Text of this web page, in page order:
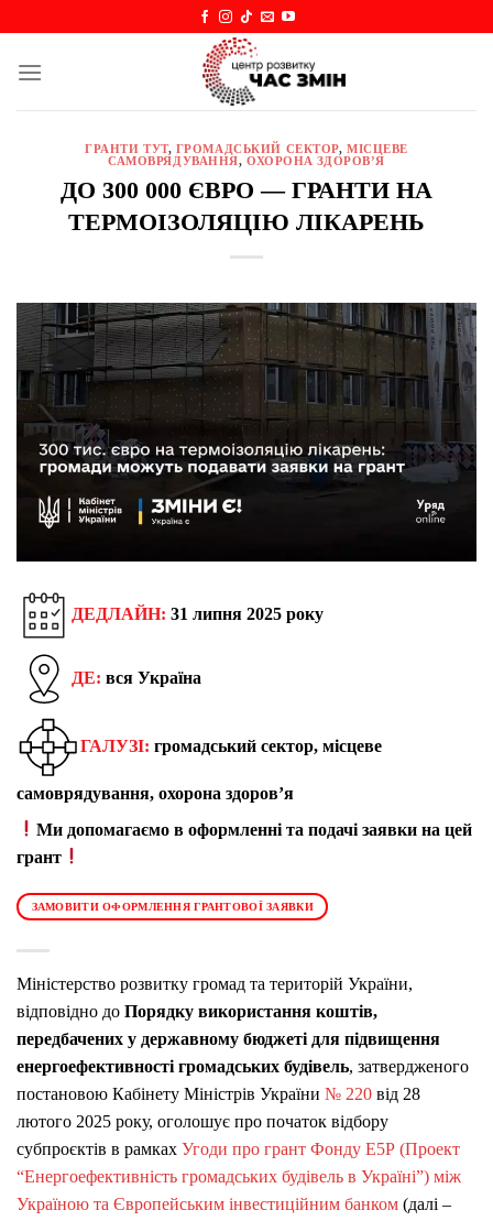
content
ГРАНТИ ТУТ, ГРОМАДСЬКИЙ СЕКТОР,МІСЦЕВЕ
САМОВРЯДУВАННЯ, ОХОРОНА ЗДОРОВ’Я
ДО 300 000 ЄВРО — ГРАНТИ НА
ТЕРМОІЗОЛЯЦІЮ ЛІКАРЕНЬ
ДЕДЛАЙН: 31 липня 2025 року
ДЕ: вся Україна
ГАЛУЗІ: громадський сектор, місцеве
самоврядування, охорона здоров’я
Ми допомагаємо в оформленні та подачі заявки на цей
грант
ЗАМОВИТИ ОФОРМЛЕННЯ ГРАНТОВОЇ ЗАЯВКИ
Міністерство розвитку громад та територій України,
відповідно до Порядку використання коштів,
передбачених у державному бюджеті для підвищення
енергоефективності громадських будівель, затвердженого
постановою Кабінету Міністрів України № 220 від 28
лютого 2025 року, оголошує про початок відбору
субпроєктів в рамках Угоди про грант Фонду Е5Р (Проект
“Енергоефективність громадських будівель в Україні”) між
Україною та Європейським інвестиційним банком (далі –